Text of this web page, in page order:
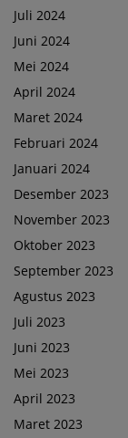
Juli 2024
Juni 2024
Mei 2024
April 2024
Maret 2024
Februari 2024
Januari 2024
Desember 2023
November 2023
Oktober 2023
September 2023
Agustus 2023
Juli 2023
Juni 2023
Mei 2023
April 2023
Maret 2023